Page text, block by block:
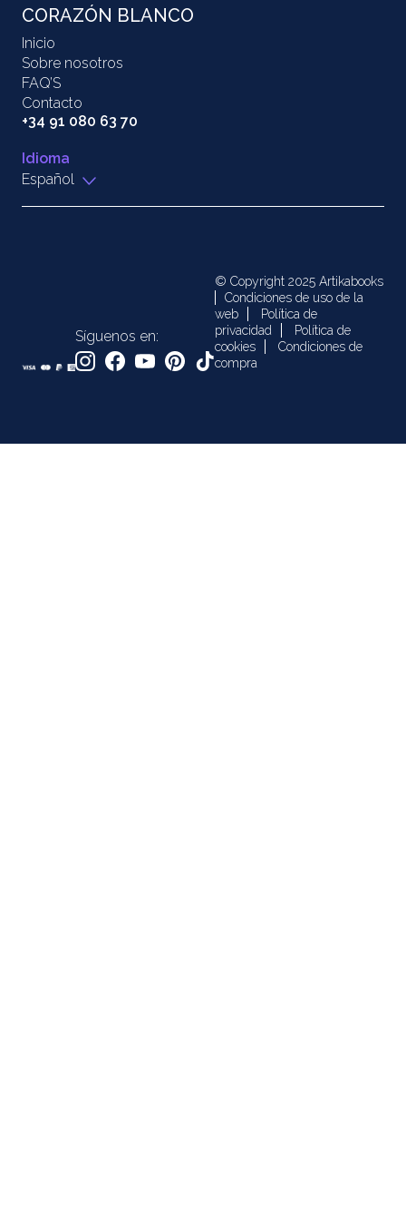
CORAZÓN BLANCO
Inicio
Sobre nosotros
FAQ’S
Contacto
+34 91 080 63 70
Idioma
Español
Síguenos en:
© Copyright 2025 Artikabooks
Condiciones de uso de la
web
Política de
privacidad
Política de
cookies
Condiciones de
compra